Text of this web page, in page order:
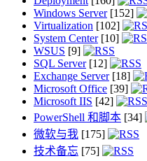
Windows Server[152]
Virtualization [102]
System Center[10]
WSUS [9]
SQL Server[12]
Exchange Server[18]
Microsoft Office [39]
Microsoft IIS [42]
PowerShell 和脚本 [34]
微软与我 [175]
技术备忘 [75]